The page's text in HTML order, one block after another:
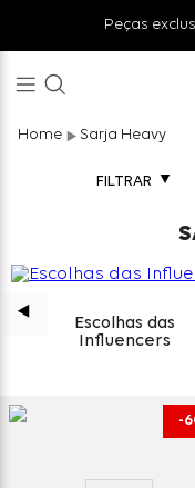
Peças
Sarja Heavy
FILTRAR
Escolhas das
Influencers